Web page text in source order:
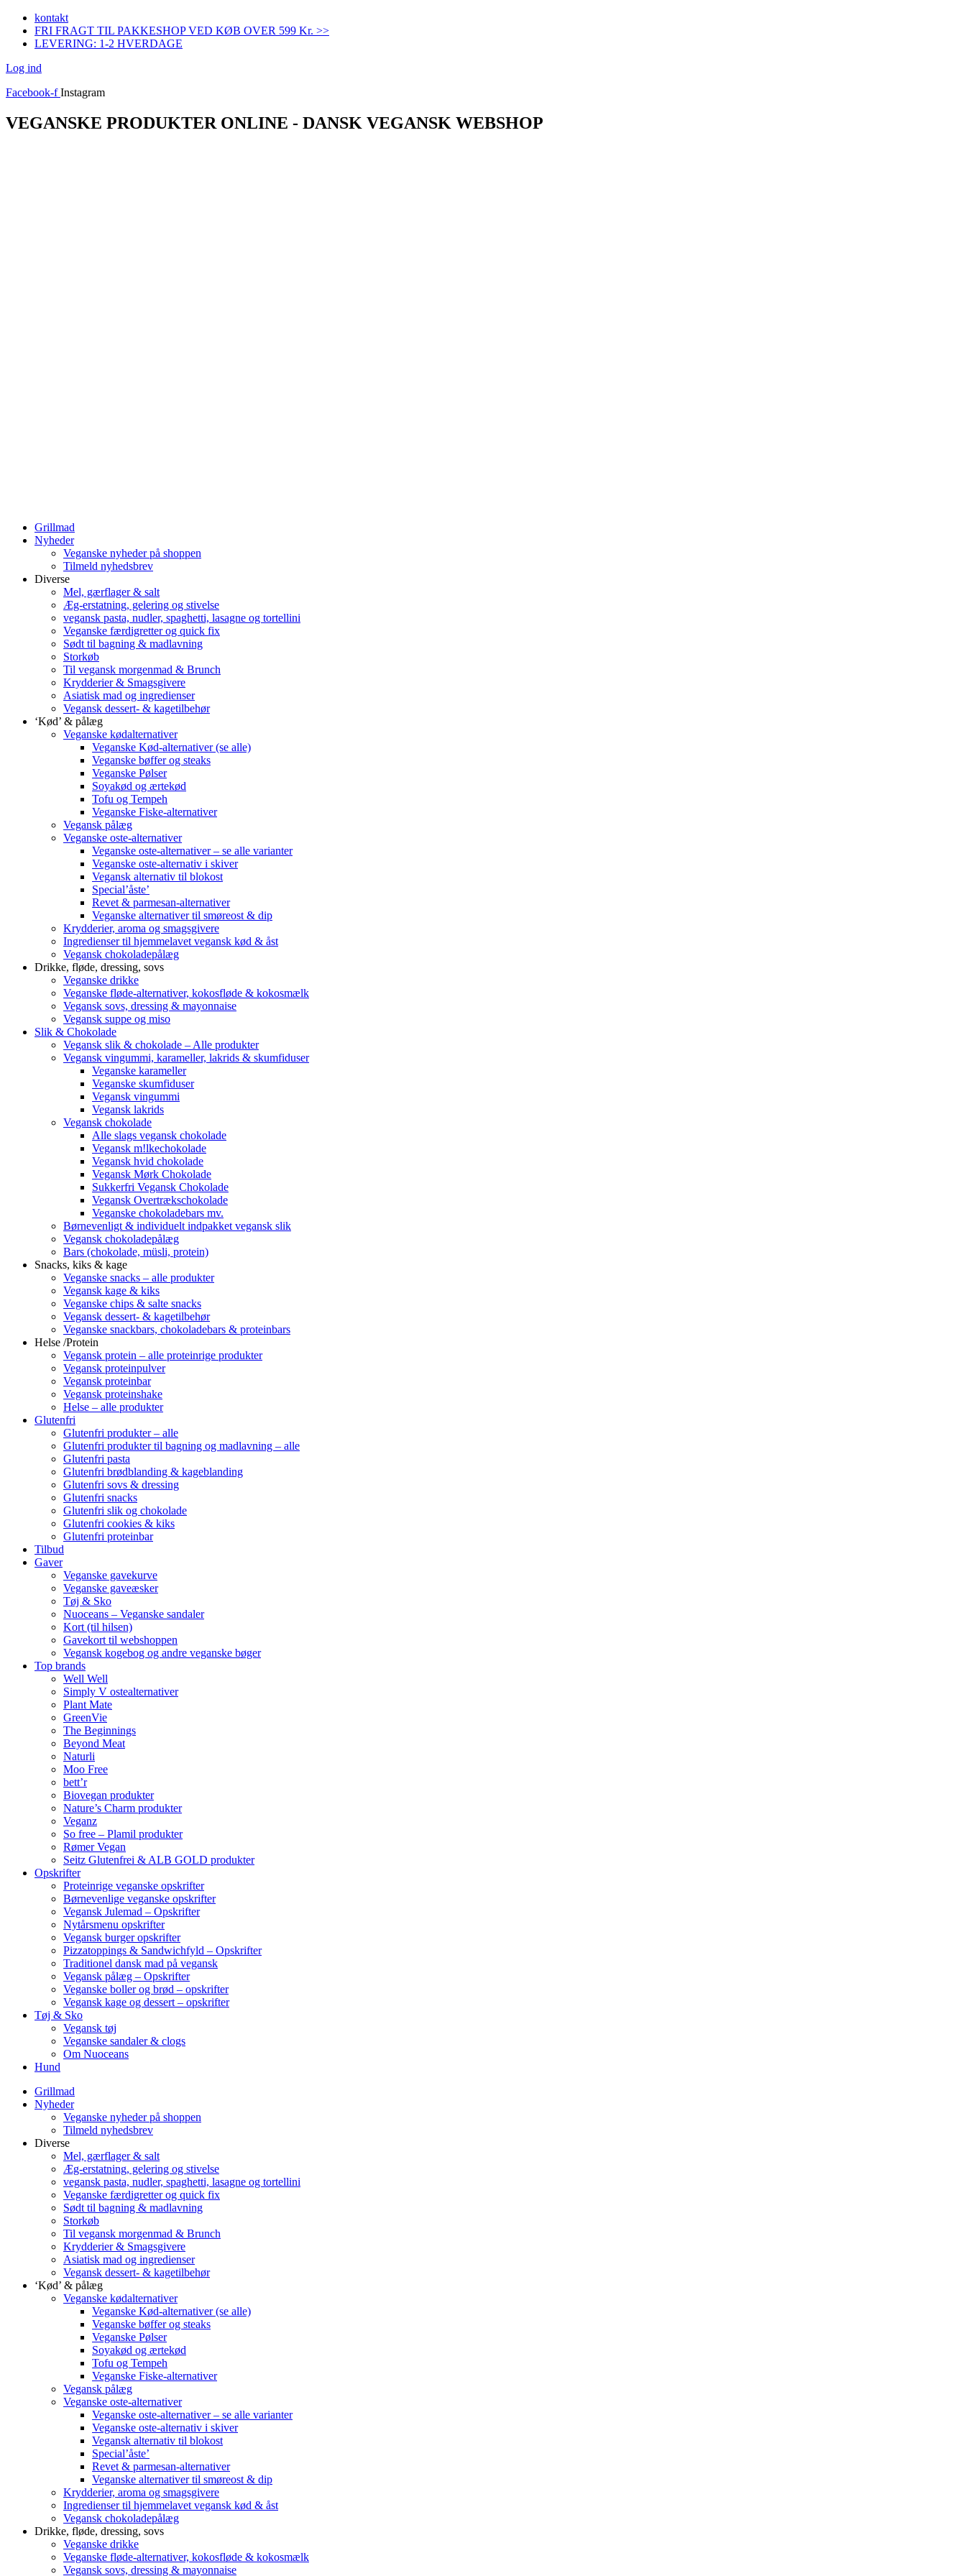
Videre
indhold
kontakt
FRI FRAGT TIL PAKKESHOP VED KØB OVER 599 Kr. >>
LEVERING: 1-2 HVERDAGE
Log ind
Facebook-f Instagram
VEGANSKE PRODUKTER ONLINE - DANSK VEGANSK WEBSHOP
Grillmad
Nyheder
Veganske nyheder på shoppen
Tilmeld nyhedsbrev
Diverse
Mel, gærflager & salt
Æg-erstatning, gelering og stivelse
vegansk pasta, nudler, spaghetti, lasagne og tortellini
Veganske færdigretter og quick fix
Sødt til bagning & madlavning
Storkøb
Til vegansk morgenmad & Brunch
Krydderier & Smagsgivere
Asiatisk mad og ingredienser
Vegansk dessert- & kagetilbehør
‘Kød’ & pålæg
Veganske kødalternativer
Veganske Kød-alternativer (se alle)
Veganske bøffer og steaks
Veganske Pølser
Soyakød og ærtekød
Tofu og Tempeh
Veganske Fiske-alternativer
Vegansk pålæg
Veganske oste-alternativer
Veganske oste-alternativer – se alle varianter
Veganske oste-alternativ i skiver
Vegansk alternativ til blokost
Special’åste’
Revet & parmesan-alternativer
Veganske alternativer til smøreost & dip
Krydderier, aroma og smagsgivere
Ingredienser til hjemmelavet vegansk kød & åst
Vegansk chokoladepålæg
Drikke, fløde, dressing, sovs
Veganske drikke
Veganske fløde-alternativer, kokosfløde & kokosmælk
Vegansk sovs, dressing & mayonnaise
Vegansk suppe og miso
Slik & Chokolade
Vegansk slik & chokolade – Alle produkter
Vegansk vingummi, karameller, lakrids & skumfiduser
Veganske karameller
Veganske skumfiduser
Vegansk vingummi
Vegansk lakrids
Vegansk chokolade
Alle slags vegansk chokolade
Vegansk m!lkechokolade
Vegansk hvid chokolade
Vegansk Mørk Chokolade
Sukkerfri Vegansk Chokolade
Vegansk Overtrækschokolade
Veganske chokoladebars mv.
Børnevenligt & individuelt indpakket vegansk slik
Vegansk chokoladepålæg
Bars (chokolade, müsli, protein)
Snacks, kiks & kage
Veganske snacks – alle produkter
Vegansk kage & kiks
Veganske chips & salte snacks
Vegansk dessert- & kagetilbehør
Veganske snackbars, chokoladebars & proteinbars
Helse /Protein
Vegansk protein – alle proteinrige produkter
Vegansk proteinpulver
Vegansk proteinbar
Vegansk proteinshake
Helse – alle produkter
Glutenfri
Glutenfri produkter – alle
Glutenfri produkter til bagning og madlavning – alle
Glutenfri pasta
Glutenfri brødblanding & kageblanding
Glutenfri sovs & dressing
Glutenfri snacks
Glutenfri slik og chokolade
Glutenfri cookies & kiks
Glutenfri proteinbar
Tilbud
Gaver
Veganske gavekurve
Veganske gaveæsker
Tøj & Sko
Nuoceans – Veganske sandaler
Kort (til hilsen)
Gavekort til webshoppen
Vegansk kogebog og andre veganske bøger
Top brands
Well Well
Simply V ostealternativer
Plant Mate
GreenVie
The Beginnings
Beyond Meat
Naturli
Moo Free
bett’r
Biovegan produkter
Nature’s Charm produkter
Veganz
So free – Plamil produkter
Rømer Vegan
Seitz Glutenfrei & ALB GOLD produkter
Opskrifter
Proteinrige veganske opskrifter
Børnevenlige veganske opskrifter
Vegansk Julemad – Opskrifter
Nytårsmenu opskrifter
Vegansk burger opskrifter
Pizzatoppings & Sandwichfyld – Opskrifter
Traditionel dansk mad på vegansk
Vegansk pålæg – Opskrifter
Veganske boller og brød – opskrifter
Vegansk kage og dessert – opskrifter
Tøj & Sko
Vegansk tøj
Veganske sandaler & clogs
Om Nuoceans
Hund
Grillmad
Nyheder
Veganske nyheder på shoppen
Tilmeld nyhedsbrev
Diverse
Mel, gærflager & salt
Æg-erstatning, gelering og stivelse
vegansk pasta, nudler, spaghetti, lasagne og tortellini
Veganske færdigretter og quick fix
Sødt til bagning & madlavning
Storkøb
Til vegansk morgenmad & Brunch
Krydderier & Smagsgivere
Asiatisk mad og ingredienser
Vegansk dessert- & kagetilbehør
‘Kød’ & pålæg
Veganske kødalternativer
Veganske Kød-alternativer (se alle)
Veganske bøffer og steaks
Veganske Pølser
Soyakød og ærtekød
Tofu og Tempeh
Veganske Fiske-alternativer
Vegansk pålæg
Veganske oste-alternativer
Veganske oste-alternativer – se alle varianter
Veganske oste-alternativ i skiver
Vegansk alternativ til blokost
Special’åste’
Revet & parmesan-alternativer
Veganske alternativer til smøreost & dip
Krydderier, aroma og smagsgivere
Ingredienser til hjemmelavet vegansk kød & åst
Vegansk chokoladepålæg
Drikke, fløde, dressing, sovs
Veganske drikke
Veganske fløde-alternativer, kokosfløde & kokosmælk
Vegansk sovs, dressing & mayonnaise